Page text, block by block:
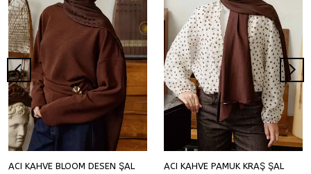
ACI KAHVE BLOOM DESEN ŞAL ACI KAHVE PAMUK KRAŞ ŞAL